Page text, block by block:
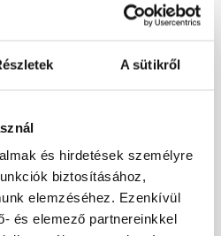
A sütikről
és hirdetések személyre
biztosításához,
elemzéséhez. Ezenkívül
és elemező partnereinkkel
Rendelésre
107 985 Ft / db